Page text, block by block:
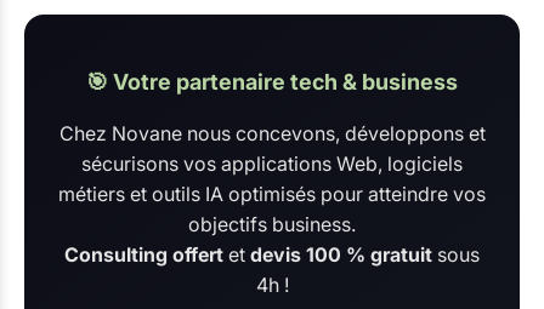
🎯 Votre partenaire tech & business
Chez Novane nous concevons, développons et
sécurisons vos applications Web, logiciels
métiers et outils IA optimisés pour atteindre vos
objectifs business.
Consulting offert et devis 100 % gratuit sous
4h !